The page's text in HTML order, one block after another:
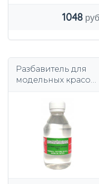
1048
Разбавитель для
модельных красок